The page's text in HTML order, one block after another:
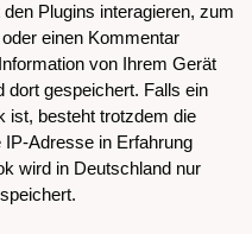
Plugins interagieren, zum
einen Kommentar
von Ihrem Gerät
dort gespeichert. Falls ein
ist, besteht trotzdem die
Adresse in Erfahrung
wird in Deutschland nur